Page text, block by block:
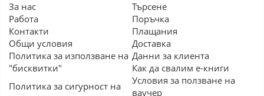
За нас
Работа
Контакти
Общи условия
Политика за използване на
"бисквитки"
Политика за сигурност на
Търсене
Поръчка
Плащания
Доставка
Данни за клиента
Как да свалим е-книги
Условия за ползване на
ваучер